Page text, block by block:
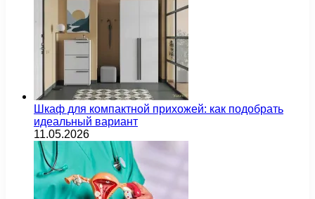
Шкаф для компактной прихожей: как подобрать
идеальный вариант
11.05.2026